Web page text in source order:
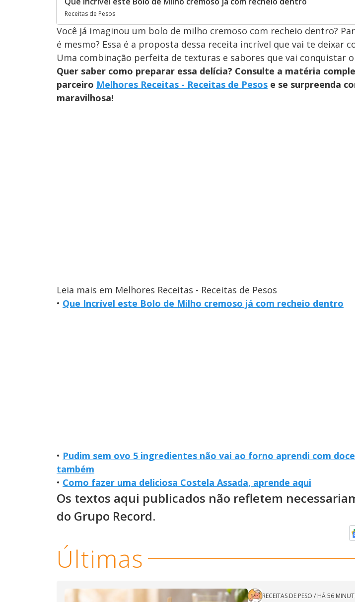
Receitas de Pesos
Você já imaginou um bolo de milho cremoso com recheio dentro?
é mesmo? Essa é a proposta dessa receita incrível que vai te deixar
Uma combinação perfeita de texturas e sabores que vai conquistar
Quer saber como preparar essa delícia? Consulte a matéria
parceiro Melhores Receitas - Receitas de Pesos e se surpreenda
maravilhosa!
Leia mais em Melhores Receitas - Receitas de Pesos
• Que Incrível este Bolo de Milho cremoso já com recheio dentro
• Pudim sem ovo 5 ingredientes não vai ao forno aprendi com
também
• Como fazer uma deliciosa Costela Assada, aprende aqui
Os textos aqui publicados não refletem
do Grupo Record.
Últimas
RECEITAS DE PESO / HÁ 56